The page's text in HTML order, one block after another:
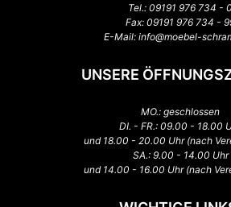
Tel.: 09191 976 734 - 0
Fax: 09191 976 734 -
E-Mail: info@moebel-
UNSERE
MO.: geschlossen
DI. - FR.: 09.00 - 18.00
und 18.00 - 20.00 Uhr (nach
SA.: 9.00 - 14.00 Uhr
und 14.00 - 16.00 Uhr (nach